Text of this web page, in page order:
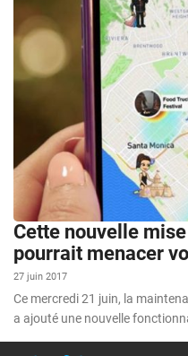
Cette nouvelle
pourrait menacer
27 juin 2017
Ce mercredi 21 juin, la
a ajouté une nouvelle